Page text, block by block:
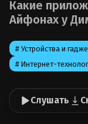
Какие
Айфонах у
# Устройства и
# Интернет-
Слушать